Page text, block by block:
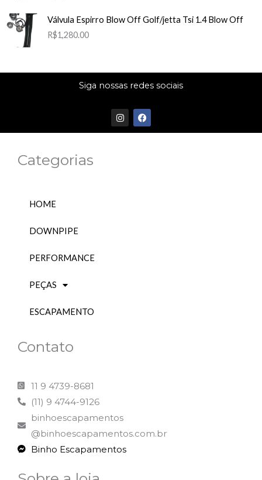
Válvula Espirro Blow Off Golf/jetta Tsi 1.4 Blow Off
R$1,280.00
Siga nossas redes sociais
I
n
s
F
a
c
Categorias
HOME
DOWNPIPE
PERFORMANCE
PEÇAS
ESCAPAMENTO
Contato
11 9 4739-8681
(11) 9 4744-9126
binhoescapamentos
@binhoescapamentos.com.br
Binho Escapamentos